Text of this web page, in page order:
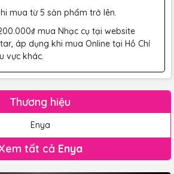
mua từ 5 sản phẩm trở lên.
mua Nhạc cụ tại website
áp dụng khi mua Online tại Hồ Chí
vực khác.
Thương hiệu
Enya
tất cả Enya